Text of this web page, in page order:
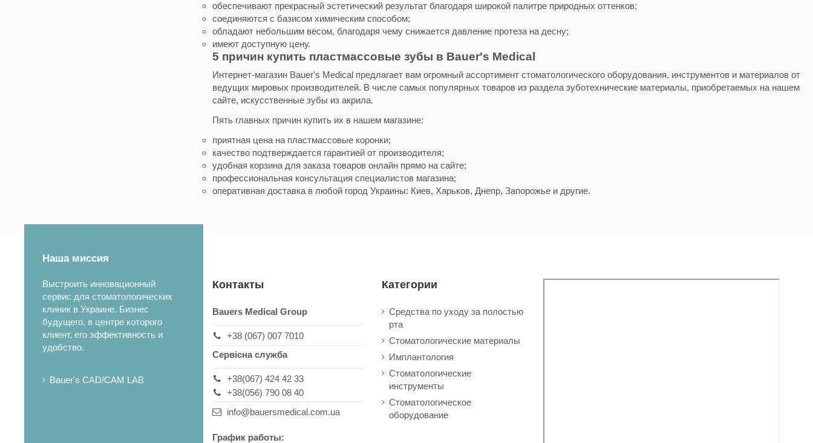
обеспечивают прекрасный эстетический результат благодаря широкой палитре природных оттенков;
соединяются с базисом химическим способом;
обладают небольшим весом, благодаря чему снижается давление протеза на десну;
имеют доступную цену.
5 причин купить пластмассовые зубы в Bauer's Medical
Интернет-магазин Bauer's Medical предлагает вам огромный ассортимент стоматологического оборудования, инструментов и материалов от
ведущих мировых производителей. В числе самых популярных товаров из раздела зуботехнические материалы, приобретаемых на нашем
сайте, искусственные зубы из акрила.
Пять главных причин купить их в нашем магазине:
приятная цена на пластмассовые коронки;
качество подтверждается гарантией от производителя;
удобная корзина для заказа товаров онлайн прямо на сайте;
профессиональная консультация специалистов магазина;
оперативная доставка в любой город Украины: Киев, Харьков, Днепр, Запорожье и другие.
Наша миссия
Выстроить инновационный
сервис для стоматологических
клиник в Украине. Бизнес
будущего, в центре которого
клиент, его эффективность и
удобство.
Bauer's CAD/CAM LAB
Контакты
Bauers Medical Group
+38 (067) 007 7010
Сервісна служба
+38(067) 424 42 33
+38(056) 790 08 40
info@bauersmedical.com.ua
График работы:
Категории
Средства по уходу за полостью
рта
Стоматологические материалы
Имплантология
Стоматологические
инструменты
Стоматологическое
оборудование